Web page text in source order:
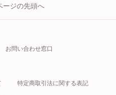
ージの先頭へ
お問い合わせ窓口
特定商取引法に関する表記